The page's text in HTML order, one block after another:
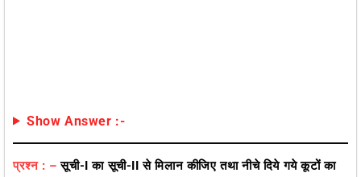
Show Answer :-
प्रश्न : – सूची-I का सूची-II से मिलान कीजिए तथा नीचे दिये गये कूटों का